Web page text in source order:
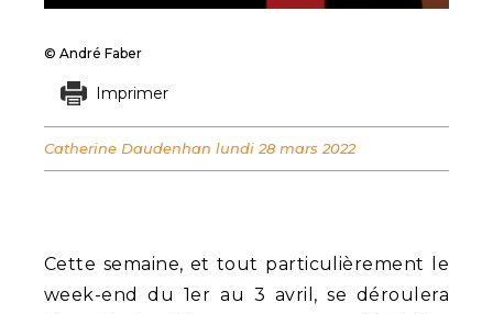
Cette semaine, et tout particulièrement le
week-end du 1er au 3 avril, se déroulera
© André Faber
Imprimer
Catherine Daudenhan lundi 28 mars 2022